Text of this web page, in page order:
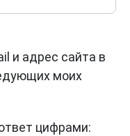
и адрес сайта в
моих
цифрами: